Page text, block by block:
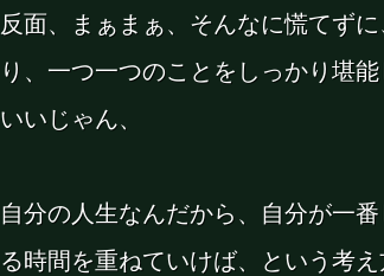
反面、まぁまぁ、そんなに慌てず
り、一つ一つのことをしっかり堪
いいじゃん、
自分の人生なんだから、自分が一
る時間を重ねていけば、という考え